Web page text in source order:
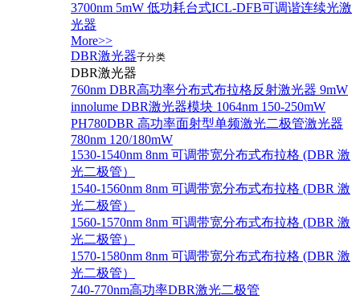
3700nm 5mW 低功耗台式ICL-DFB可调谐连续光激
光器
More>>
DBR激光器子分类
DBR激光器
760nm DBR高功率分布式布拉格反射激光器 9mW
innolume DBR激光器模块 1064nm 150-250mW
PH780DBR 高功率面射型单频激光二极管激光器
780nm 120/180mW
1530-1540nm 8nm 可调带宽分布式布拉格 (DBR 激
光二极管）
1540-1560nm 8nm 可调带宽分布式布拉格 (DBR 激
光二极管）
1560-1570nm 8nm 可调带宽分布式布拉格 (DBR 激
光二极管）
1570-1580nm 8nm 可调带宽分布式布拉格 (DBR 激
光二极管）
740-770nm高功率DBR激光二极管